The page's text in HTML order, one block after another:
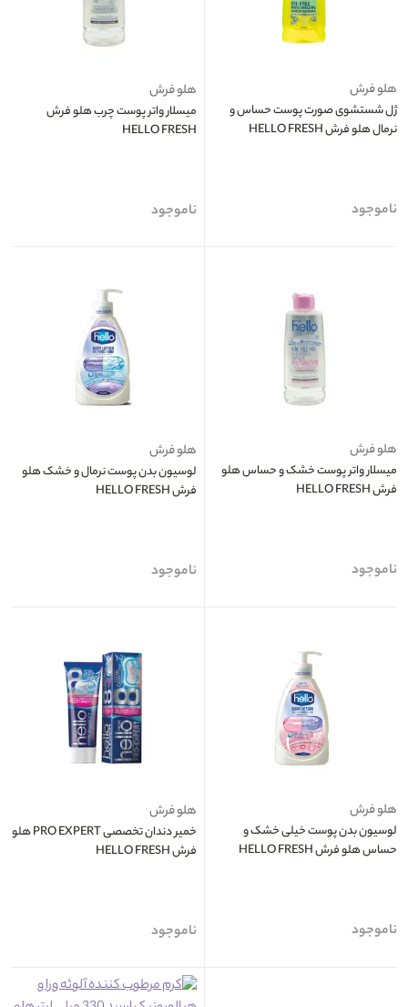
هلو فرش
ژل شستشوی صورت پوست حساس و
نرمال هلو فرش HELLO FRESH
ناموجود
هلو فرش
میسلار واتر پوست چرب هلو فرش
HELLO FRESH
ناموجود
هلو فرش
میسلار واتر پوست خشک و حساس هلو
فرش HELLO FRESH
ناموجود
هلو فرش
لوسیون بدن پوست نرمال و خشک هلو
فرش HELLO FRESH
ناموجود
هلو فرش
لوسیون بدن پوست خیلی خشک و
حساس هلو فرش HELLO FRESH
ناموجود
هلو فرش
خمیر دندان تخصصی PRO EXPERT هلو
فرش HELLO FRESH
ناموجود